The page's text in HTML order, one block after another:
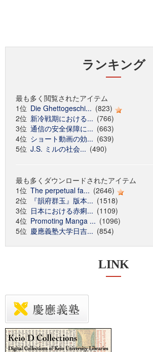
ランキング
最も多く閲覧されたアイテム
1位 Die Ghettogeschi... (823)
2位 新冷戦期における... (766)
3位 通信の安全保障に... (663)
4位 ショート動画の効... (639)
5位 J.S. ミルの社会... (490)
最も多くダウンロードされたアイテム
1位 The perpetual fa... (2646)
2位
『韻府群玉』版本... (1518)
3位 日本における赤痢... (1109)
4位 Promoting Manga ... (1096)
5位 慶應義塾大学日吉... (854)
LINK